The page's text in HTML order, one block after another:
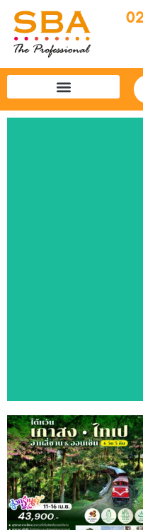
ทัว
สัมผัสประสบการณ์ท่องเที่ยว
คุณภาพ